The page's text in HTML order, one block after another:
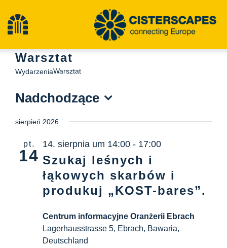
treściPrzełącz
nawigację
Cysterny
Obiekty dziedzictwa kulturowego
Najnowsze wiadomości
Wydarzenia
Centrum informacyjne
Warsztat
WydarzeniaWarsztat
Nadchodzące
datę.
sierpień 2026
pt.
14
14. sierpnia um 14:00 - 17:00
Szukaj leśnych i
łąkowych skarbów i
produkuj „KOST-bares”.
Centrum informacyjne Oranżerii Ebrach
Lagerhausstrasse 5, Ebrach, Bawaria,
Deutschland